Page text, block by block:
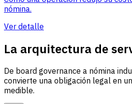
nómina.
Ver detalle
La arquitectura de
De board governance a nómina
convierte una obligación legal en
medible.